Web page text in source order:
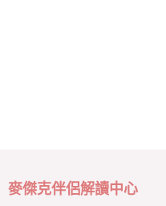
麥傑克伴侶解讀中心